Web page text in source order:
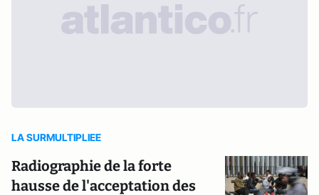
LA SURMULTIPLIEE
Radiographie de la forte
hausse de l'acceptation des